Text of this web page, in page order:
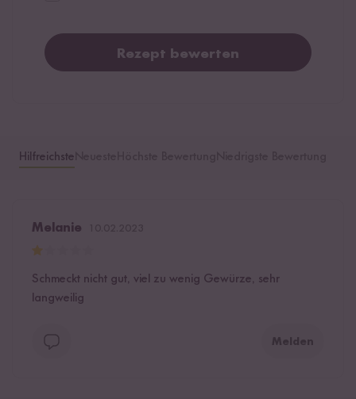
Rezept bewerten
Hilfreichste
Melanie
Schmeckt nicht gut, viel zu wenig Gewürze, sehr
langweilig
Melden